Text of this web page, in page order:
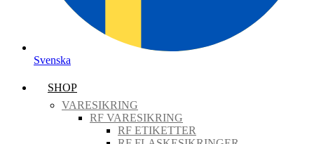
Svenska
SHOP
VARESIKRING
RF VARESIKRING
RF ETIKETTER